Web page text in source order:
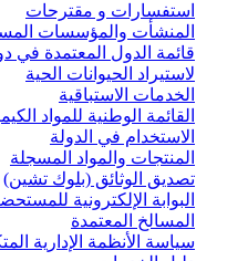
استفسارات و مقترحات
المنشأت والمؤسسات
قائمة الدول المعتمدة في
لاستيراد الحيوانات الحية
الخدمات الاستباقية
القائمة الوطنية للمواد
الاستخدام في الدولة
المنتجات والمواد المسجلة
تصديق الوثائق (بلوك تشين)
البوابة الإلكترونية
المسالخ المعتمدة
سياسة الأنظمة الإدارية